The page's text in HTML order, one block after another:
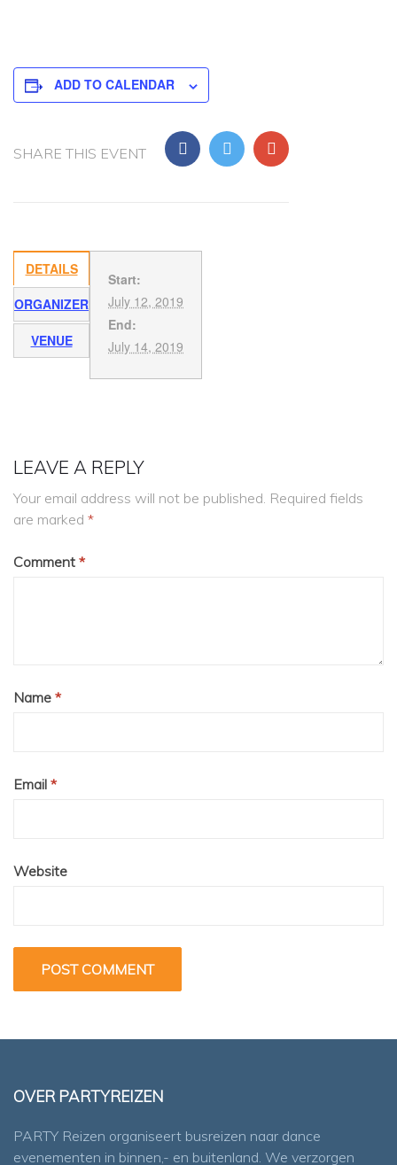
ADD TO CALENDAR
SHARE THIS EVENT
DETAILS
ORGANIZER
VENUE
Start:
July 12, 2019
End:
July 14, 2019
LEAVE A REPLY
Your email address will not be published. Required fields
are marked *
Comment *
Name *
Email *
Website
OVER PARTYREIZEN
PARTY Reizen organiseert busreizen naar dance
evenementen in binnen,- en buitenland. We verzorgen